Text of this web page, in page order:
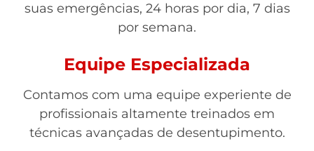
suas emergências, 24 horas por dia, 7 dias
por semana.
Equipe Especializada
Contamos com uma equipe experiente de
profissionais altamente treinados em
técnicas avançadas de desentupimento.